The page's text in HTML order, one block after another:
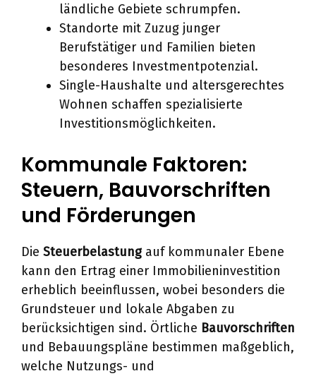
ländliche Gebiete schrumpfen.
Standorte mit Zuzug junger
Berufstätiger und Familien bieten
besonderes Investmentpotenzial.
Single-Haushalte und altersgerechtes
Wohnen schaffen spezialisierte
Investitionsmöglichkeiten.
Kommunale Faktoren:
Steuern, Bauvorschriften
und Förderungen
Die Steuerbelastungauf kommunaler Ebene
kann den Ertrag einer Immobilieninvestition
erheblich beeinflussen, wobei besonders die
Grundsteuer und lokale Abgaben zu
berücksichtigen sind. Örtliche Bauvorschriften
und Bebauungspläne bestimmen maßgeblich,
welche Nutzungs- und